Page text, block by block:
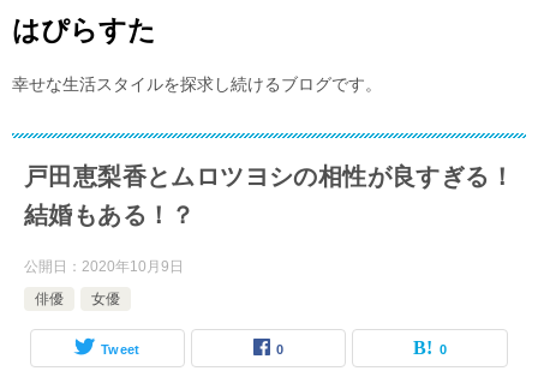
はぴらすた
幸せな生活スタイルを探求し続けるブログです。
戸田恵梨香とムロツヨシの相性が良すぎる！
結婚もある！？
公開日： 2020年10月9日
俳優
女優
Tweet 0 0